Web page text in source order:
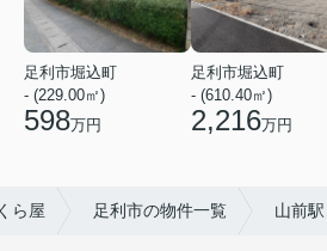
足利市堀込町
- (229.00㎡)
598万円
足利市堀込町
- (610.40㎡)
2,216万円
ら屋 足利市の物件一覧 山前駅